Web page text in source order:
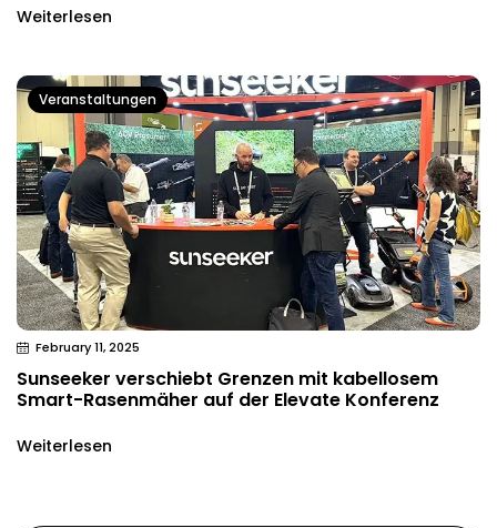
Weiterlesen
Veranstaltungen
February 11, 2025
Sunseeker verschiebt Grenzen mit kabellosem
Smart-Rasenmäher auf der Elevate Konferenz
Weiterlesen